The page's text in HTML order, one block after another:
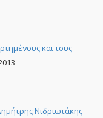
και τους
Νιδριωτάκης